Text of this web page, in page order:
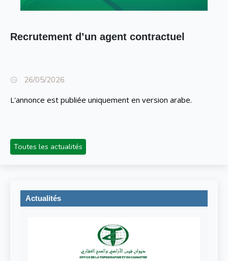
Recrutement d’un agent contractuel
26/05/2026
L'annonce est publiée uniquement en version arabe.
Toutes les actualités
Actualités